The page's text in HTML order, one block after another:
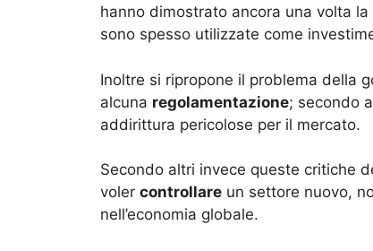
hanno dimostrato ancora una volta la
sono spesso utilizzate come
Inoltre si ripropone il problema della
alcuna regolamentazione; secondo
addirittura pericolose per il mercato.
Secondo altri invece queste critiche
voler controllare un settore nuovo,
nell’economia globale.